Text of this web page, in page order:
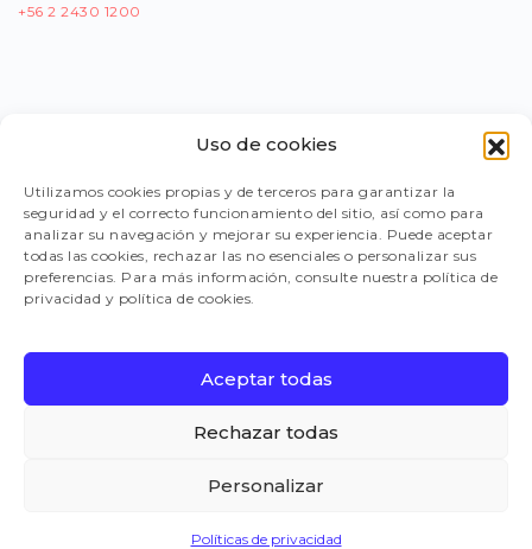
Uso de cookies
Utilizamos cookies propias y de terceros para garantizar la
seguridad y el correcto funcionamiento del sitio, así como para
analizar su navegación y mejorar su experiencia. Puede aceptar
todas las cookies, rechazar las no esenciales o personalizar sus
preferencias. Para más información, consulte nuestra política de
privacidad y política de cookies.
Aceptar todas
Rechazar todas
Personalizar
Políticas de privacidad
+56 2 2430 1200
PORTAL PROVEEDORES
LEGISLACIÓN
CANAL DE DENUNCIAS